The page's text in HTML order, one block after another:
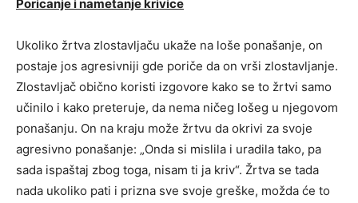
Poricanje i nametanje krivice
Ukoliko žrtva zlostavljaču ukaže na loše ponašanje, on
postaje jos agresivniji gde poriče da on vrši zlostavljanje.
Zlostavljač obično koristi izgovore kako se to žrtvi samo
učinilo i kako preteruje, da nema ničeg lošeg u njegovom
ponašanju. On na kraju može žrtvu da okrivi za svoje
agresivno ponašanje: „Onda si mislila i uradila tako, pa
sada ispaštaj zbog toga, nisam ti ja kriv“. Žrtva se tada
nada ukoliko pati i prizna sve svoje greške, možda će to